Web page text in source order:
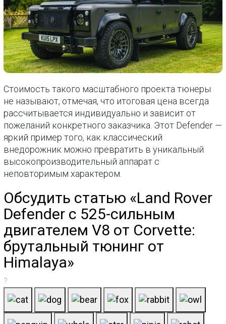
Стоимость такого масштабного проекта тюнеры
не называют, отмечая, что итоговая цена всегда
рассчитывается индивидуально и зависит от
пожеланий конкретного заказчика. Этот Defender —
яркий пример того, как классический
внедорожник можно превратить в уникальный
высокопроизводительный аппарат с
неповторимым характером.
Обсудить статью «Land Rover
Defender с 525-сильным
двигателем V8 от Corvette:
брутальный тюнинг от
Himalaya»
?